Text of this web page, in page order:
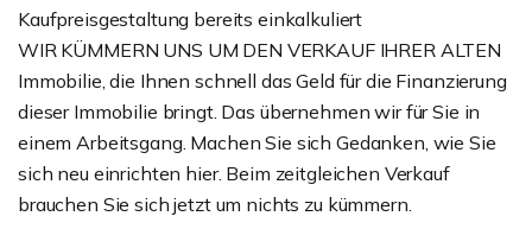
Kaufpreisgestaltung bereits einkalkuliert
WIR KÜMMERN UNS UM DEN VERKAUF IHRER ALTEN
Immobilie, die Ihnen schnell das Geld für die Finanzierung
dieser Immobilie bringt. Das übernehmen wir für Sie in
einem Arbeitsgang. Machen Sie sich Gedanken, wie Sie
sich neu einrichten hier. Beim zeitgleichen Verkauf
brauchen Sie sich jetzt um nichts zu kümmern.